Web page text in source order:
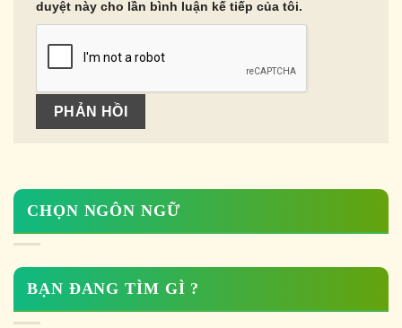
duyệt này cho lần bình luận kế tiếp của tôi.
CHỌN NGÔN NGỮ
BẠN ĐANG TÌM GÌ ?